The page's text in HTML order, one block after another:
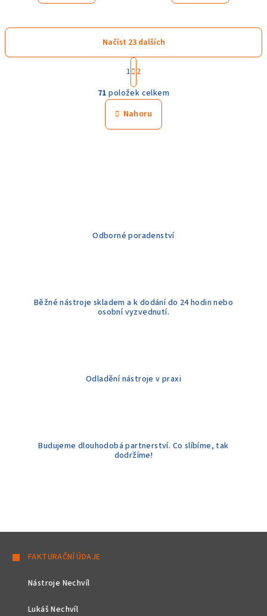
O
v
l
á
k
i
s
Načíst 23 dalších
S
t
r
á
n
k
o
1 2
71 položek celkem
Nahoru
Odborné poradenství
Běžné nástroje skladem a k dodání do 24 hodin nebo
osobní vyzvednutí.
Odladění nástroje v praxi
Budujeme dlouhodobá partnerství. Co slíbíme, tak
dodržíme!
FAKTURAČNÍ ÚDAJE
Nástroje Nechvíl
Lukáš Nechvíl